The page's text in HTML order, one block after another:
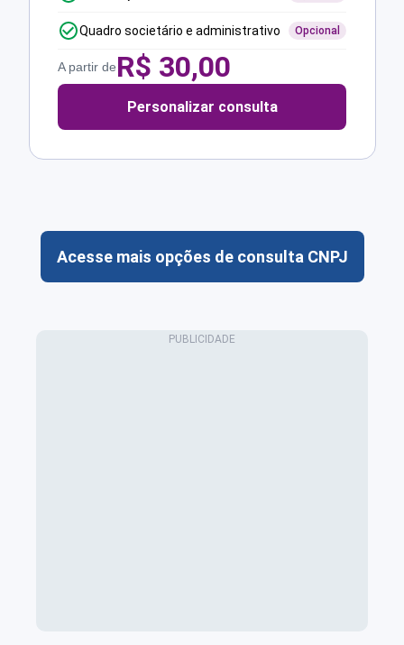
Quadro societário e administrativo Opcional
A partir deR$ 30,00
Personalizar consulta
Acesse mais opções de consulta CNPJ